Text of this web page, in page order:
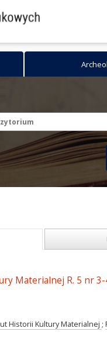
Materialnej R. 5 nr
Historii Kultury Materialnej ;